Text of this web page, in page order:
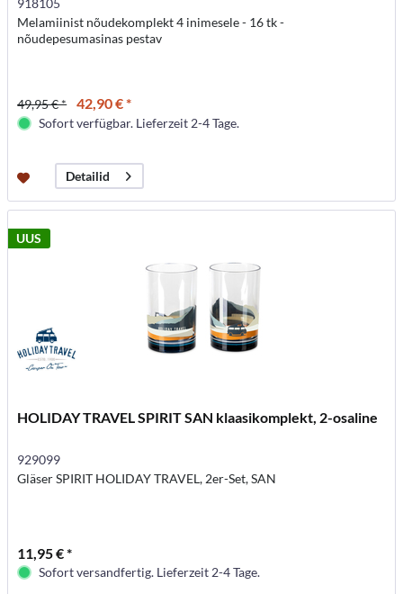
918105
Melamiinist nõudekomplekt 4 inimesele - 16 tk -
nõudepesumasinas pestav
49,95 € * 42,90 € *
Sofort verfügbar. Lieferzeit 2-4 Tage.
Detailid
UUS
HOLIDAY TRAVEL SPIRIT SAN klaasikomplekt, 2-osaline
929099
Gläser SPIRIT HOLIDAY TRAVEL, 2er-Set, SAN
11,95 € *
Sofort versandfertig. Lieferzeit 2-4 Tage.